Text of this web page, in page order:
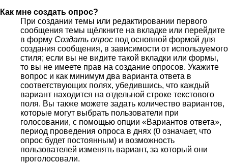
Как мне создать опрос?
При создании темы или редактировании первого
сообщения темы щёлкните на вкладке или перейдите
в форму Создать опрос под основной формой для
создания сообщения, в зависимости от используемого
стиля; если вы не видите такой вкладки или формы,
то вы не имеете прав на создание опросов. Укажите
вопрос и как минимум два варианта ответа в
соответствующих полях, убедившись, что каждый
вариант находится на отдельной строке текстового
поля. Вы также можете задать количество вариантов,
которые могут выбрать пользователи при
голосовании, с помощью опции «Вариантов ответа»,
период проведения опроса в днях (0 означает, что
опрос будет постоянным) и возможность
пользователей изменять вариант, за который они
проголосовали.